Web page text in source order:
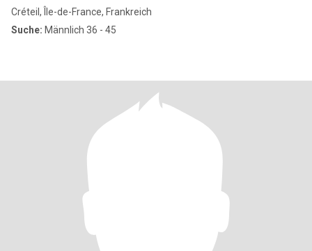
Créteil, Île-de-France, Frankreich
Suche: Männlich 36 - 45